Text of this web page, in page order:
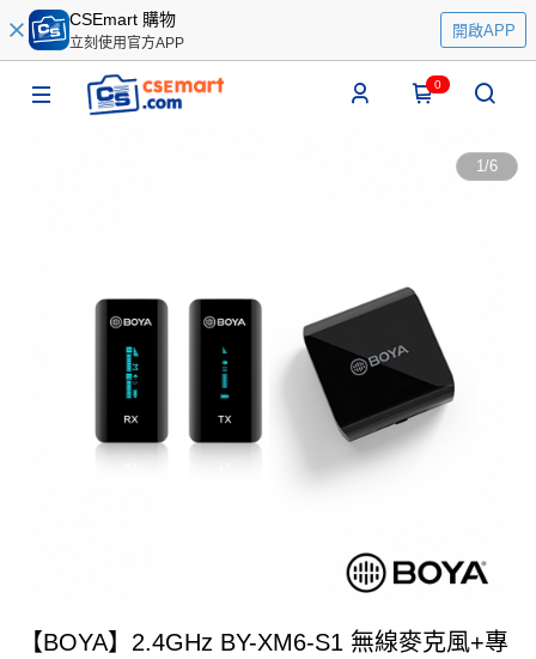
CSEmart 購物
立刻使用官方APP
開啟APP
0
1/6
【BOYA】2.4GHz BY-XM6-S1 無線麥克風+專